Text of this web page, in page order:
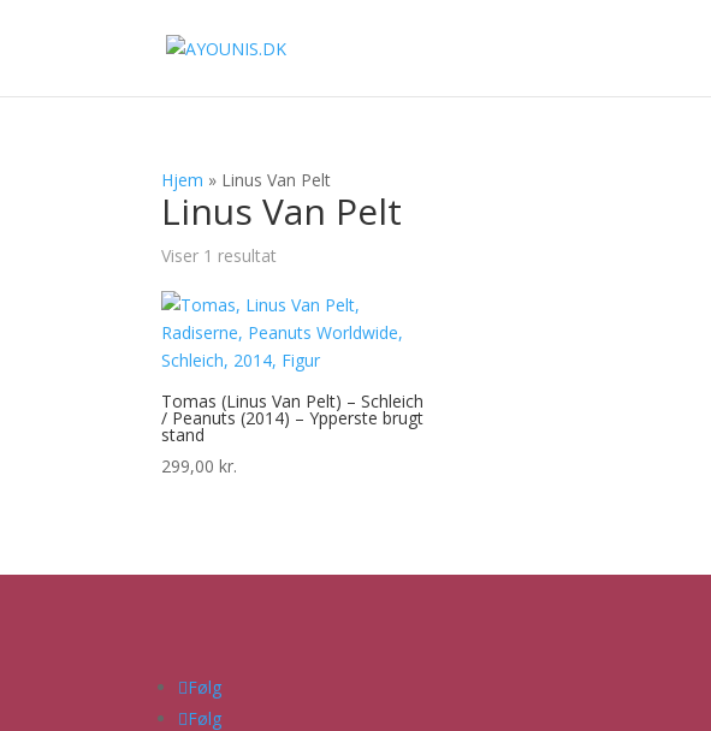
Hjem » Linus Van Pelt
Linus Van Pelt
Viser 1 resultat
Tomas (Linus Van Pelt) – Schleich
/ Peanuts (2014) – Ypperste brugt
stand
299,00kr.
Følg
Følg